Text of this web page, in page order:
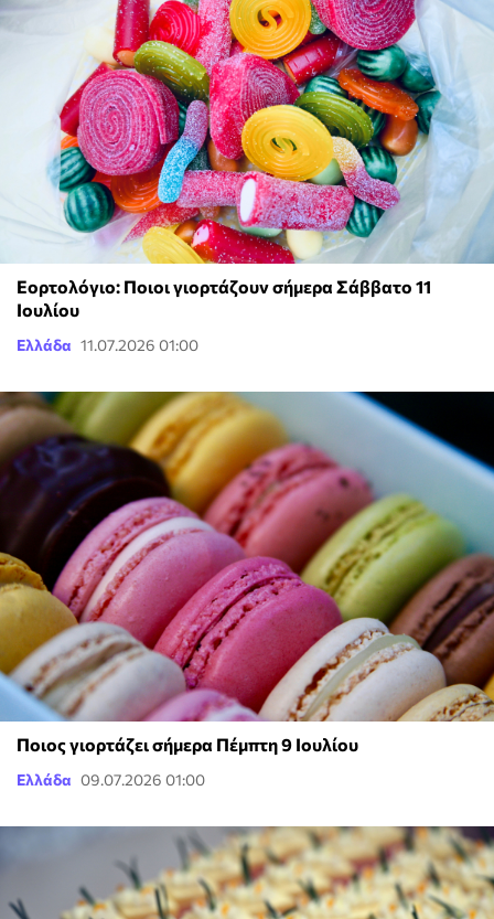
Εορτολόγιο: Ποιοι γιορτάζουν σήμερα Σάββατο 11
Ιουλίου
Ελλάδα 11.07.2026 01:00
Ποιος γιορτάζει σήμερα Πέμπτη 9 Ιουλίου
Ελλάδα 09.07.2026 01:00